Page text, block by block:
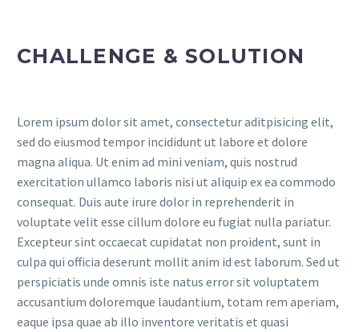
CHALLENGE & SOLUTION
Lorem ipsum dolor sit amet, consectetur aditpisicing elit,
sed do eiusmod tempor incididunt ut labore et dolore
magna aliqua. Ut enim ad mini veniam, quis nostrud
exercitation ullamco laboris nisi ut aliquip ex ea commodo
consequat. Duis aute irure dolor in reprehenderit in
voluptate velit esse cillum dolore eu fugiat nulla pariatur.
Excepteur sint occaecat cupidatat non proident, sunt in
culpa qui officia deserunt mollit anim id est laborum. Sed ut
perspiciatis unde omnis iste natus error sit voluptatem
accusantium doloremque laudantium, totam rem aperiam,
eaque ipsa quae ab illo inventore veritatis et quasi